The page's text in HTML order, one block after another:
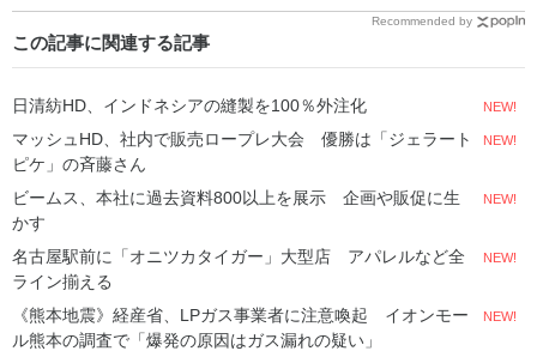
Recommended by
この記事に関連する記事
日清紡HD、インドネシアの縫製を100％外注化 NEW!
マッシュHD、社内で販売ロープレ大会 優勝は「ジェラート
ピケ」の斉藤さん
NEW!
ビームス、本社に過去資料800以上を展示 企画や販促に生
かす
NEW!
名古屋駅前に「オニツカタイガー」大型店 アパレルなど全
ライン揃える
NEW!
《熊本地震》経産省、LPガス事業者に注意喚起 イオンモー
ル熊本の調査で「爆発の原因はガス漏れの疑い」
NEW!